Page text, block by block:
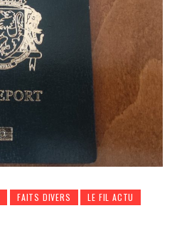
FAITS DIVERS
LE FIL ACTU